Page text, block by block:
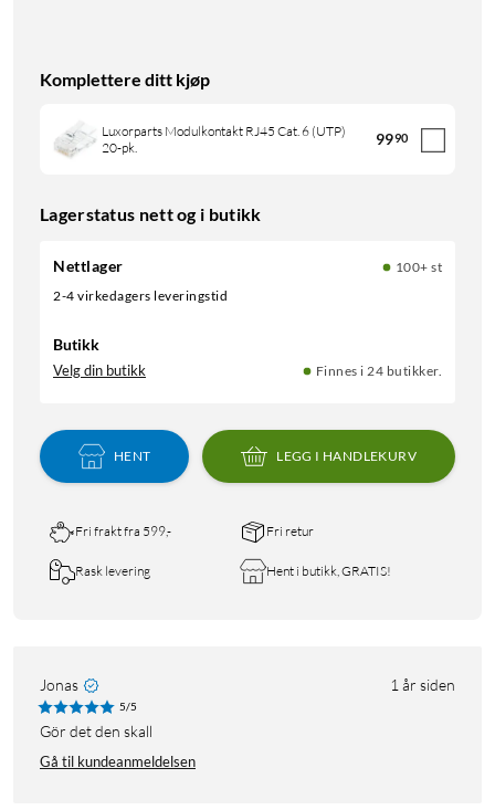
Komplettere ditt kjøp
Luxorparts Modulkontakt RJ45 Cat. 6 (UTP)
20-pk.
9990
Lagerstatus nett og i butikk
Nettlager
100+ st
2-4 virkedagers leveringstid
Butikk
Velg din butikk Finnes i 24 butikker.
HENT LEGG I HANDLEKURV
Fri frakt fra 599,- Fri retur
Rask levering Hent i butikk, GRATIS!
Jonas 1 år siden
5/5
Gör det den skall
Gå til kundeanmeldelsen